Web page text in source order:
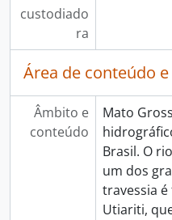
custodiado
ra
Área de conteúdo
Âmbito e
conteúdo
Mato
Brasil. O
um dos
travessia é
Utiariti,